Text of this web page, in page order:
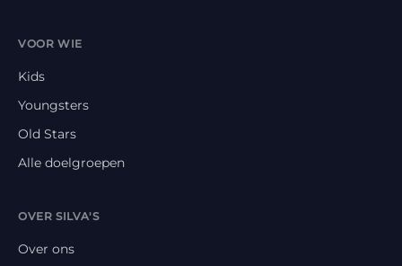
VOOR WIE
Kids
Youngsters
Old Stars
Alle doelgroepen
OVER SILVA'S
Over ons